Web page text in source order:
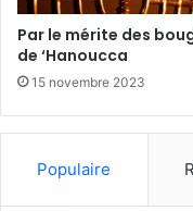
Par le mérite des
de ‘Hanoucca
15 novembre 2023
Populaire